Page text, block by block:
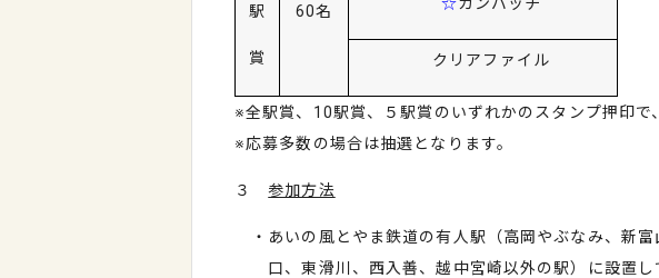
駅
賞
60名
クリアファイル
※全駅賞、10駅賞、５駅賞のいずれかのスタンプ押印で
※応募多数の場合は抽選となります。
３参加方法
・あいの風とやま鉄道の有人駅（高岡やぶなみ、新富
口、東滑川、西入善、越中宮崎以外の駅）に設置し